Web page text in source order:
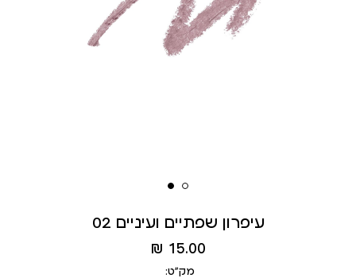
עיפרון שפתיים ועיניים 02
מחיר
מוצר
15.00 ₪
מק״ט: